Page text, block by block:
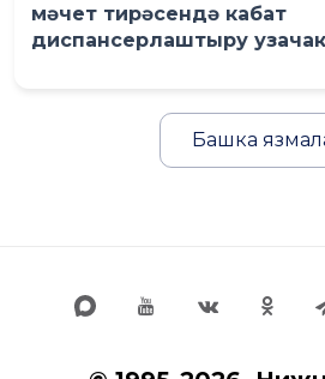
мәчет тирәсендә кабат
диспансерлаштыру узачак
Башка